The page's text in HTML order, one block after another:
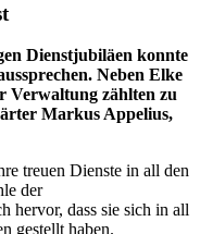
Dienstjubiläen konnte
Neben Elke
Verwaltung zählten zu
Markus Appelius,
treuen Dienste in all den
der
hervor, dass sie sich in all
gestellt haben.